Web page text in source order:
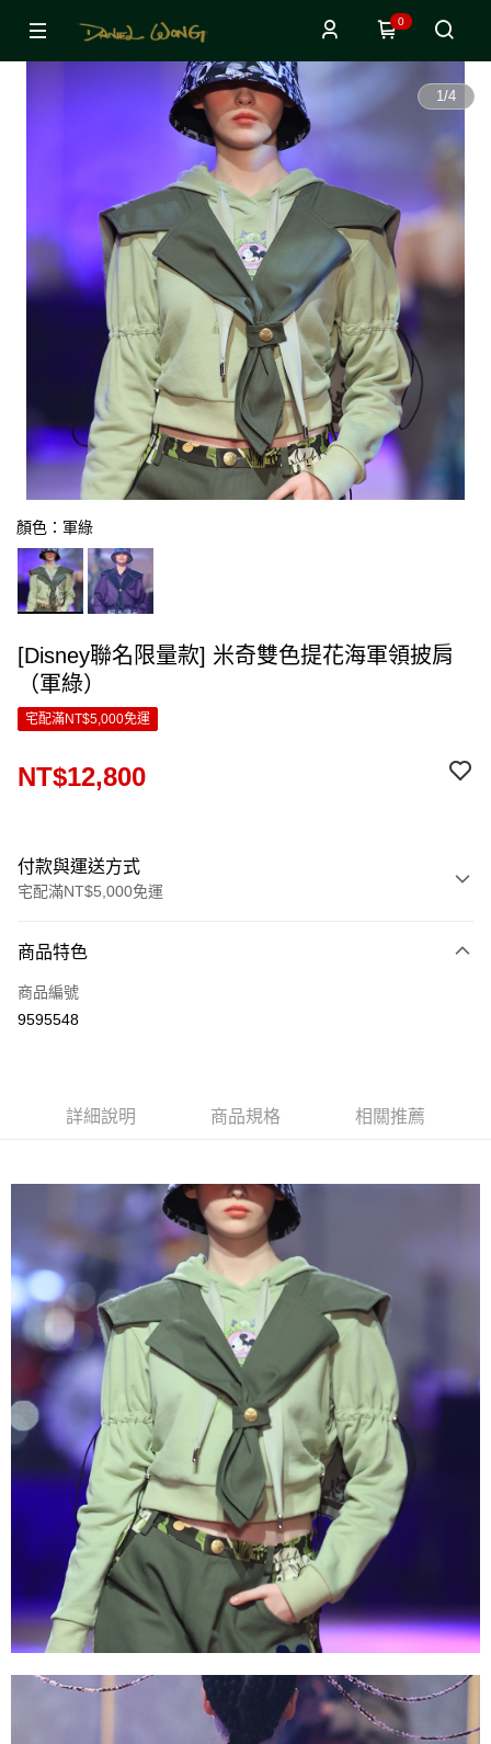
0
1/4
顏色：軍綠
[Disney聯名限量款] 米奇雙色提花海軍領披肩
（軍綠）
宅配滿NT$5,000免運
NT$12,800
付款與運送方式
宅配滿NT$5,000免運
信用卡一次付款
LINE Pay
每筆NT$80，滿NT$5,000(含以上)免運費
宅配(外島)
每筆NT$120，滿NT$5,000(含以上)免運費
商品特色
商品編號
9595548
詳細說明 商品規格 相關推薦